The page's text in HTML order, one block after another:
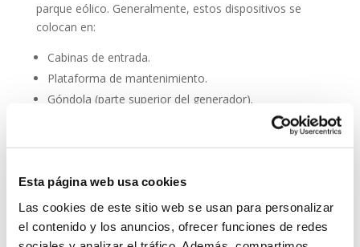
Esta página web usa cookies
Las cookies de este sitio web se usan para personalizar
el contenido y los anuncios, ofrecer funciones de redes
parque eólico. Generalmente, estos dispositivos se
colocan en:
Cabinas de entrada.
Plataforma de mantenimiento.
Góndola (parte superior del generador).
al agua (IP66 o superior), resistencia al polvo,
integración en sistemas SCADA.
Entre sus principales características técnicas destacan: